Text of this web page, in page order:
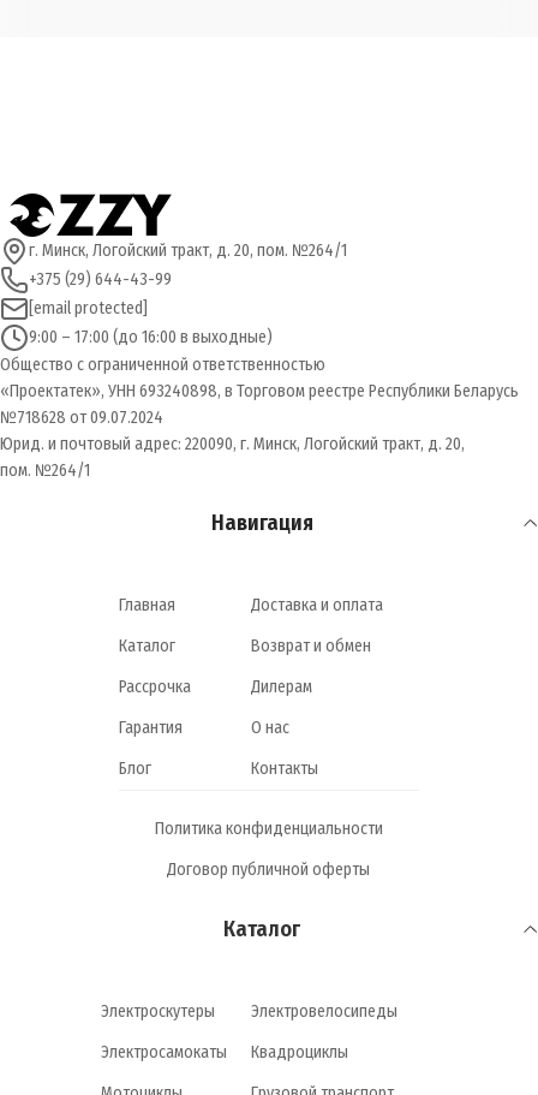
г. Минск, Логойский тракт, д. 20, пом. №264/1
+375 (29) 644-43-99
[email protected]
9:00 – 17:00 (до 16:00 в выходные)
Общество с ограниченной ответственностью
«Проектатек», УНН 693240898, в Торговом реестре Республики Беларусь
№718628 от 09.07.2024
Юрид. и почтовый адрес: 220090, г. Минск, Логойский тракт, д. 20,
пом. №264/1
Навигация
Главная
Каталог
Рассрочка
Гарантия
Блог
Доставка и оплата
Возврат и обмен
Дилерам
О нас
Контакты
Политика конфиденциальности
Договор публичной оферты
Каталог
Электроскутеры
Электросамокаты
Электровелосипеды
Квадроциклы